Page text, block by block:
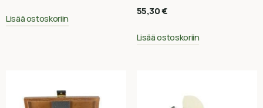
Lisää ostoskoriin
55,30€
Lisää ostoskoriin